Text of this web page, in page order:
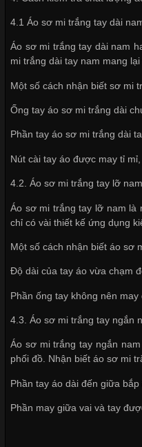
4.1 Áo sơ mi trắng tay dài
Áo sơ mi trắng tay dài nam
mi trắng dài tay nam mang
Một số cách nhận biết sơ mi
Ống tay áo sơ mi trắng dài
Phần tay áo sơ mi trắng dài
Nút cài tay áo được may tỉ mỉ,
4.2. Áo sơ mi trắng tay lỡ nam
Áo sơ mi trắng tay lỡ nam là
chỉ có vài thiết kế ứng dụng
Một số cách nhận biết áo sơ
Độ dài của tay áo vừa chạm
Phần ống tay không nên
4.3. Áo sơ mi trắng tay ngắn
Áo sơ mi trắng tay ngắn
phối đồ. Nhận biết áo sơ mi
Phần tay áo dài đến giữa
Phần may giữa vai và tay